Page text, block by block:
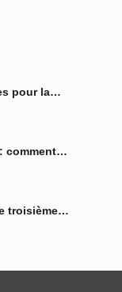
pour la…
comment…
troisième…